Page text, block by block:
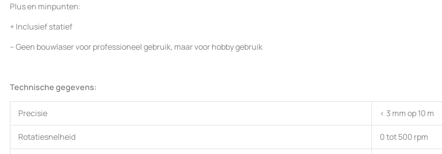
Plus en minpunten:
+ Inclusief statief
– Geen bouwlaser voor professioneel gebruik, maar voor hobby gebruik
Technische gegevens:
Precisie < 3 mm op 10 m
Rotatiesnelheid 0 tot 500 rpm